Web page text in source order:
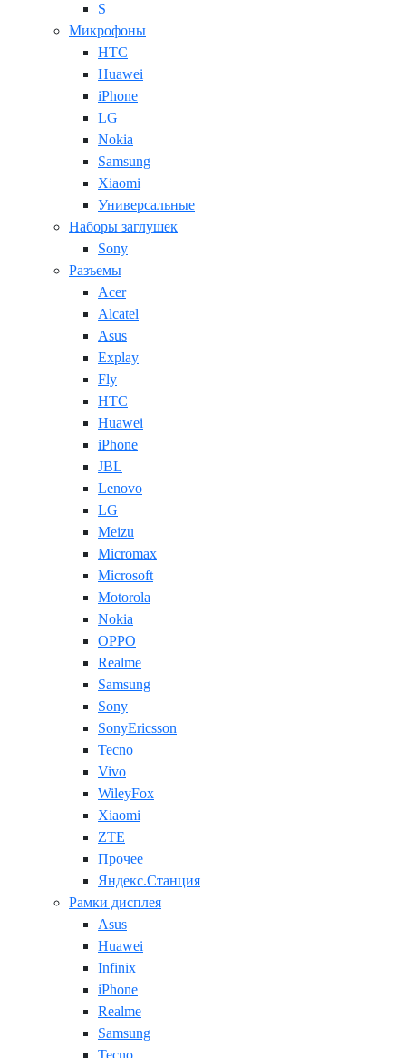
S
Микрофоны
HTC
Huawei
iPhone
LG
Nokia
Samsung
Xiaomi
Универсальные
Наборы заглушек
Sony
Разъемы
Acer
Alcatel
Asus
Explay
Fly
HTC
Huawei
iPhone
JBL
Lenovo
LG
Meizu
Micromax
Microsoft
Motorola
Nokia
OPPO
Realme
Samsung
Sony
SonyEricsson
Tecno
Vivo
WileyFox
Xiaomi
ZTE
Прочее
Яндекс.Станция
Рамки дисплея
Asus
Huawei
Infinix
iPhone
Realme
Samsung